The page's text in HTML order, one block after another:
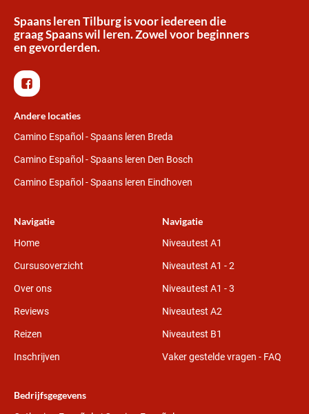
Spaans leren Tilburg is voor iedereen die
graag Spaans wil leren. Zowel voor beginners
en gevorderden.
Andere locaties
Camino Español - Spaans leren Breda
Camino Español - Spaans leren Den Bosch
Camino Español - Spaans leren Eindhoven
Navigatie
Home
Cursusoverzicht
Over ons
Reviews
Reizen
Inschrijven
Navigatie
Niveautest A1
Niveautest A1 - 2
Niveautest A1 - 3
Niveautest A2
Niveautest B1
Vaker gestelde vragen - FAQ
Bedrijfsgegevens